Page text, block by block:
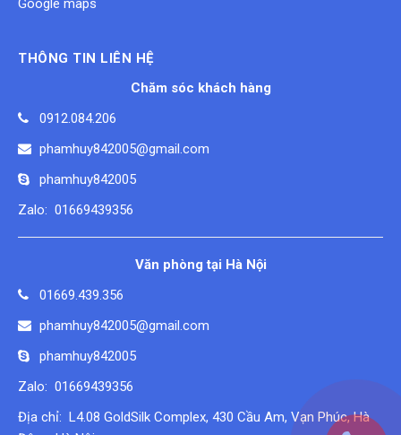
Google maps
THÔNG TIN LIÊN HỆ
Chăm sóc khách hàng
0912.084.206
phamhuy842005@gmail.com
phamhuy842005
Zalo: 01669439356
Văn phòng tại Hà Nội
01669.439.356
phamhuy842005@gmail.com
phamhuy842005
Zalo: 01669439356
Địa chỉ: L4.08 GoldSilk Complex, 430 Cầu Am, Vạn Phúc, Hà